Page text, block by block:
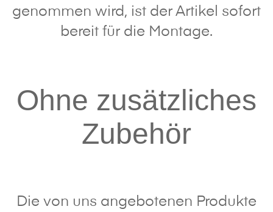
genommen wird, ist der Artikel sofort
bereit für die Montage.
Ohne zusätzliches
Zubehör
Die von uns angebotenen Produkte